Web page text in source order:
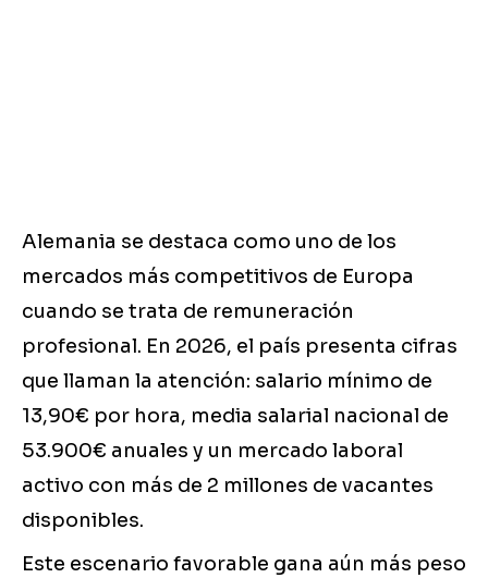
Alemania se destaca como uno de los
mercados más competitivos de Europa
cuando se trata de remuneración
profesional. En 2026, el país presenta cifras
que llaman la atención: salario mínimo de
13,90€ por hora, media salarial nacional de
53.900€ anuales y un mercado laboral
activo con más de 2 millones de vacantes
disponibles.
Este escenario favorable gana aún más peso